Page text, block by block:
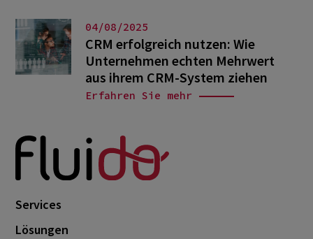
04/08/2025
CRM erfolgreich nutzen: Wie
Unternehmen echten Mehrwert
aus ihrem CRM-System ziehen
Erfahren Sie mehr
Services
Lösungen